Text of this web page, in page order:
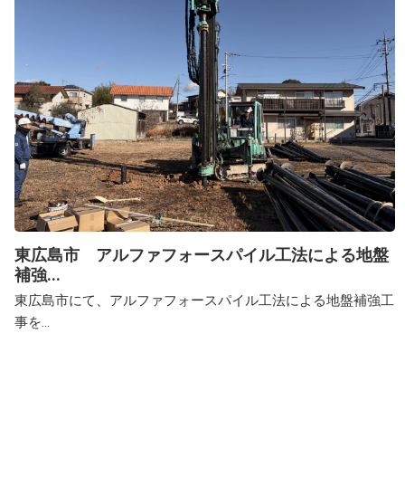
東広島市 アルファフォースパイル工法による地盤
補強...
東広島市にて、アルファフォースパイル工法による地盤補強工
事を...